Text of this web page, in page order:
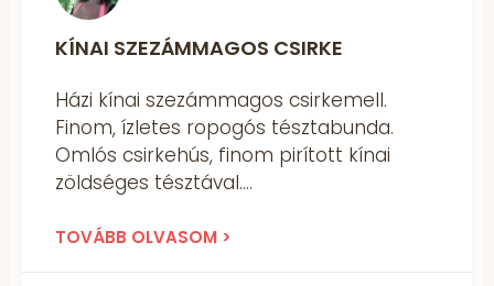
KÍNAI SZEZÁMMAGOS CSIRKE
Házi kínai szezámmagos csirkemell.
Finom, ízletes ropogós tésztabunda.
Omlós csirkehús, finom pirított kínai
zöldséges tésztával.
TOVÁBB OLVASOM >